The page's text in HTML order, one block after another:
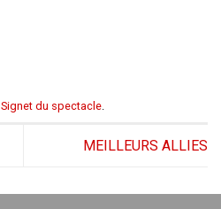
Signet du spectacle
MEILLEURS ALLIES